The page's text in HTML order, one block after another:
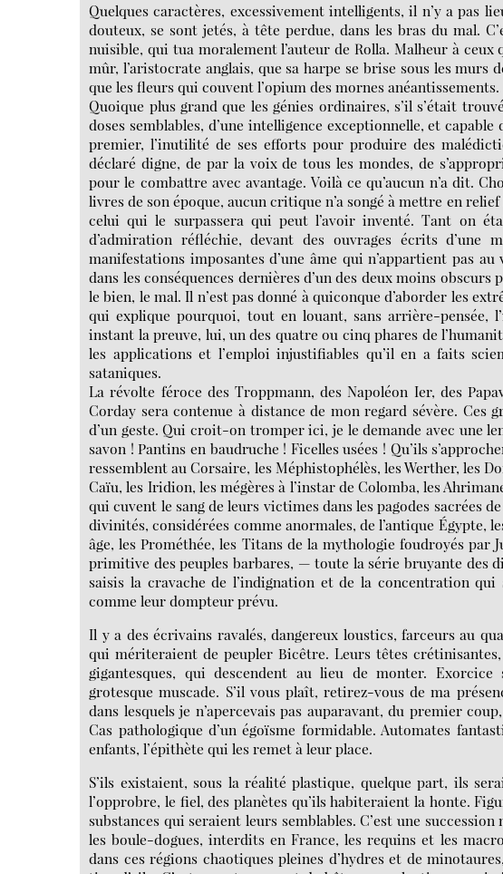
Quelques caractères, excessivement intelligents, il n’y a pas
douteux, se sont jetés, à tête perdue, dans les bras du mal.
nuisible, qui tua moralement l’auteur de Rolla. Malheur à
mûr, l’aristocrate anglais, que sa harpe se brise sous les murs
que les fleurs qui couvent l’opium des mornes anéantissements.
Quoique plus grand que les génies ordinaires, s’il s’était
doses semblables, d’une intelligence exceptionnelle, et
premier, l’inutilité de ses efforts pour produire des
déclaré digne, de par la voix de tous les mondes, de
pour le combattre avec avantage. Voilà ce qu’aucun n’a dit.
livres de son époque, aucun critique n’a songé à mettre en
celui qui le surpassera qui peut l’avoir inventé. Tant on
d’admiration réfléchie, devant des ouvrages écrits d’une
manifestations imposantes d’une âme qui n’appartient pas
dans les conséquences dernières d’un des deux moins
le bien, le mal. Il n’est pas donné à quiconque d’aborder les
qui explique pourquoi, tout en louant, sans arrière-pensée,
instant la preuve, lui, un des quatre ou cinq phares de
les applications et l’emploi injustifiables qu’il en a faits
sataniques.
La révolte féroce des Troppmann, des Napoléon Ier, des
Corday sera contenue à distance de mon regard sévère. Ces
d’un geste. Qui croit-on tromper ici, je le demande avec une
savon ! Pantins en baudruche ! Ficelles usées ! Qu’ils
ressemblent au Corsaire, les Méphistophélès, les Werther, les
Caïu, les Iridion, les mégères à l’instar de Colomba, les
qui cuvent le sang de leurs victimes dans les pagodes sacrées
divinités, considérées comme anormales, de l’antique Égypte,
âge, les Prométhée, les Titans de la mythologie foudroyés par
primitive des peuples barbares, — toute la série bruyante des
saisis la cravache de l’indignation et de la concentration qui
comme leur dompteur prévu.
Il y a des écrivains ravalés, dangereux loustics, farceurs au
qui mériteraient de peupler Bicêtre. Leurs têtes
gigantesques, qui descendent au lieu de monter. Exorcice
grotesque muscade. S’il vous plaît, retirez-vous de ma
dans lesquels je n’apercevais pas auparavant, du premier
Cas pathologique d’un égoïsme formidable. Automates
enfants, l’épithète qui les remet à leur place.
S’ils existaient, sous la réalité plastique, quelque part, ils
l’opprobre, le fiel, des planètes qu’ils habiteraient la honte.
substances qui seraient leurs semblables. C’est une
les boule-dogues, interdits en France, les requins et les
dans ces régions chaotiques pleines d’hydres et de